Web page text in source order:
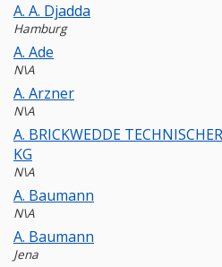
A. A. Djadda
Hamburg
A. Ade
N\A
A. Arzner
N\A
A. BRICKWEDDE
KG
N\A
A. Baumann
N\A
A. Baumann
Jena